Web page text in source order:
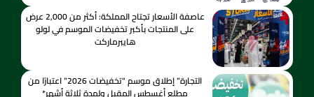
عاصفة الأسعار تجتاح المملكة: أكثر من 2,000 عرض
على المنتجات بأكبر تخفيضات الموسم في لولو
هايبرماركت
التجارة” إطلاق موسم “تخفيضات 2026” اعتبارًا من
مطلع أغسطس المقبل ولمدة ثلاثة أشهر*